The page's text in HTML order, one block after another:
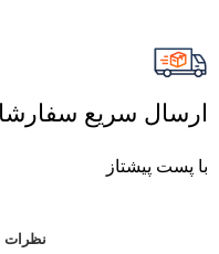
ارسال سریع
با پست پیشتاز
نظرات